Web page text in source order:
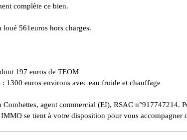
complète ce bien.
561euros hors charges.
197 euros de TEOM
: 1300 euros environs avec eau froide et chauffage
Combettes, agent commercial (EI), RSAC
se tient à votre disposition pour vous accompagner